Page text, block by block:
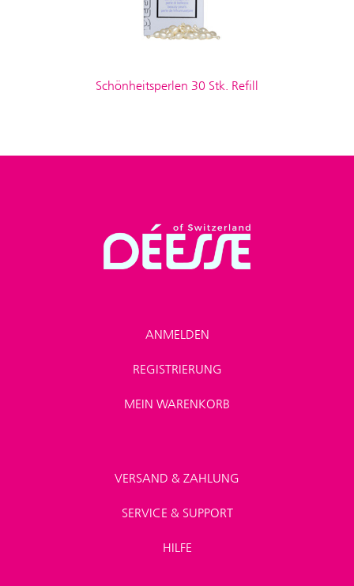
Schönheitsperlen 30 Stk. Refill
ANMELDEN
REGISTRIERUNG
MEIN WARENKORB
VERSAND & ZAHLUNG
SERVICE & SUPPORT
HILFE